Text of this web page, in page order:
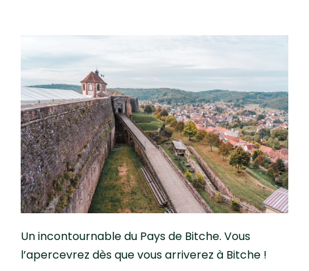
Un incontournable du Pays de Bitche. Vous
l’apercevrez dès que vous arriverez à Bitche !